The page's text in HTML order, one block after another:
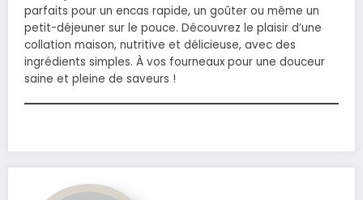
parfaits pour un encas rapide, un goûter ou même un
petit-déjeuner sur le pouce. Découvrez le plaisir d’une
collation maison, nutritive et délicieuse, avec des
ingrédients simples. À vos fourneaux pour une douceur
saine et pleine de saveurs !